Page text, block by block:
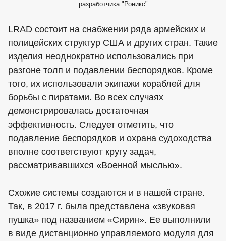
разработчика "Роникс"
LRAD состоит на снабжении ряда армейских и
полицейских структур США и других стран. Такие
изделия неоднократно использовались при
разгоне толп и подавлении беспорядков. Кроме
того, их использовали экипажи кораблей для
борьбы с пиратами. Во всех случаях
демонстрировалась достаточная
эффективность. Следует отметить, что
подавление беспорядков и охрана судоходства
вполне соответствуют кругу задач,
рассматривавшихся «Военной мыслью».
Схожие системы создаются и в нашей стране.
Так, в 2017 г. была представлена «звуковая
пушка» под названием «Сирин». Ее выполнили
в виде дистанционно управляемого модуля для